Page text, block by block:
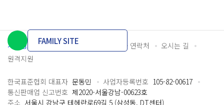
개인정보처리방침 이용약관 담당자 연락처
오시는 길
원격지원
FAMILY SITE
한국표준협회 대표자 문동민 사업자등록번호 105-82-00617
통신판매업 신고번호 제2020-서울강남-00623호
주소 서울시 강남구 테헤란로69길 5 (삼성동, DT센터)